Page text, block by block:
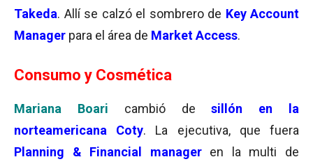
Takeda. Allí se calzó el sombrero de Key Account
Manager para el área de Market Access.
Consumo y Cosmética
Mariana Boari cambió desillón en la
norteamericana Coty. La ejecutiva, que fuera
Planning & Financial manageren la multi de